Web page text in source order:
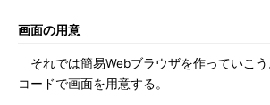
画面の用意
それでは簡易Webブラウザを作っていこう
コードで画面を用意する。